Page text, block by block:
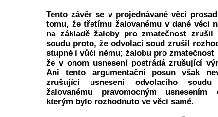
Tento závěr se v projednávané věci
tomu, že třetímu žalovanému v dané věci
na základě žaloby pro zmatečnost zrušil
soudu proto, že odvolací soud zrušil
stupně i vůči němu; žalobu pro zmatečnost
že v onom usnesení postrádá zrušující
Ani tento argumentační posun však
zrušující usnesení odvolacího
žalovanému pravomocným usnesením
kterým bylo rozhodnuto ve věci samé.